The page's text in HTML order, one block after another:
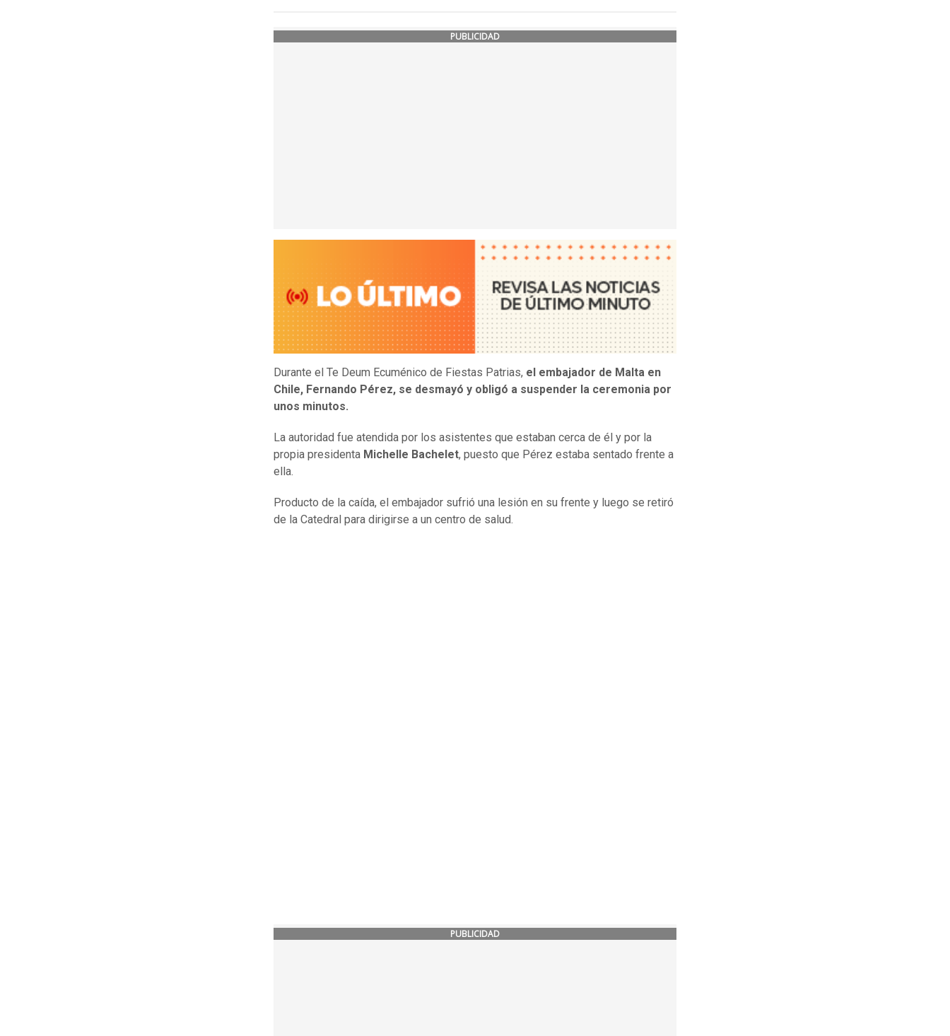
PUBLICIDAD
Durante el Te Deum Ecuménico de Fiestas Patrias, el embajador de Malta en
Chile, Fernando Pérez, se desmayó y obligó a suspender la ceremonia por
unos minutos.
La autoridad fue atendida por los asistentes que estaban cerca de él y por la
propia presidenta Michelle Bachelet, puesto que Pérez estaba sentado frente a
ella.
Producto de la caída, el embajador sufrió una lesión en su frente y luego se retiró
de la Catedral para dirigirse a un centro de salud.
PUBLICIDAD